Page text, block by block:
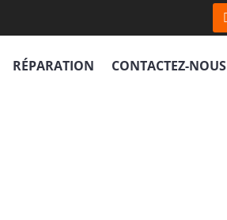
RÉPARATION CONTACTEZ-NOUS